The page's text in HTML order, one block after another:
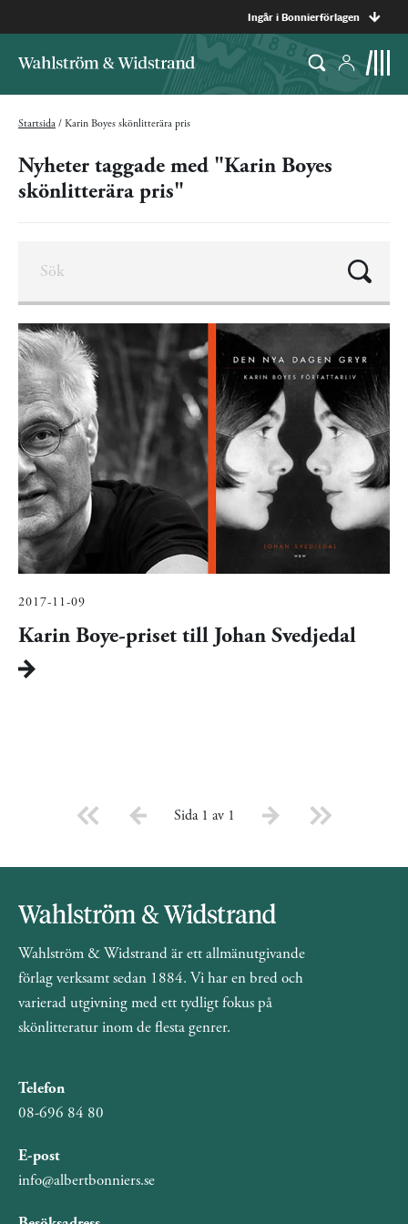
Ingår i Bonnierförlagen
Startsida / Karin Boyes skönlitterära pris
Nyheter taggade med "Karin Boyes
skönlitterära pris"
2017-11-09
Karin Boye-priset till Johan Svedjedal
Sida 1 av 1
Wahlström & Widstrand är ett allmänutgivande
förlag verksamt sedan 1884. Vi har en bred och
varierad utgivning med ett tydligt fokus på
skönlitteratur inom de flesta genrer.
Telefon
08-696 84 80
E-post
info@albertbonniers.se